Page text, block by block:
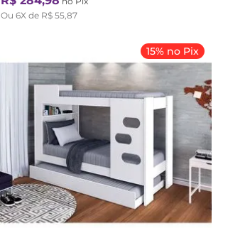
Ou6X de R$ 55,87
15% no Pix